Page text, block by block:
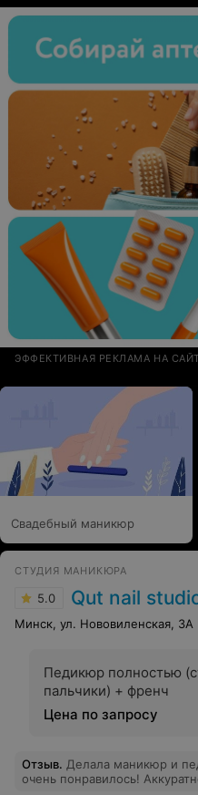
ЭФФЕКТИВНАЯ РЕКЛАМА НА
Свадебный маникюр
СТУДИЯ МАНИКЮРА
5.0 Qut nail
Минск, ул. Нововиленская, 3А
Педикюр полностью
пальчики) + френч
Цена по запросу
Отзыв. Делала маникюр и
очень понравилось!